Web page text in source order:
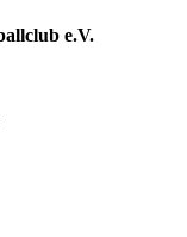
e.V.